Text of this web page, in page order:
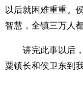
以后就困难重重。
智慧，全镇三万人
讲完此事以后，
粟镇长和侯卫东到